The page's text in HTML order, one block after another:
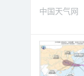
中国天气网